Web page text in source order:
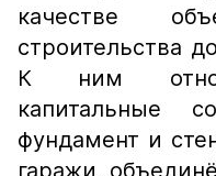
качестве
строительства
К ним
капитальные
фундамент и
гаражи,